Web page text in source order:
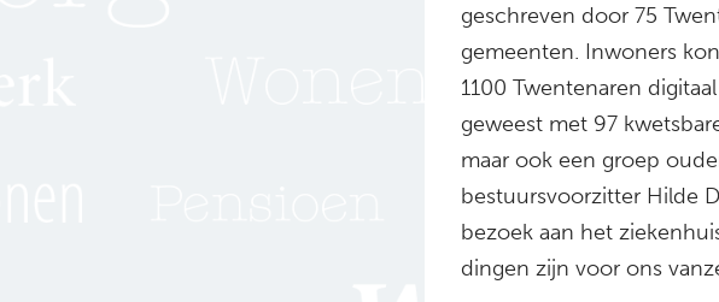
geschreven door 75
gemeenten. Inwoners
1100 Twentenaren
geweest met 97
maar ook een groep
bestuursvoorzitter Hilde
bezoek aan het
dingen zijn voor ons